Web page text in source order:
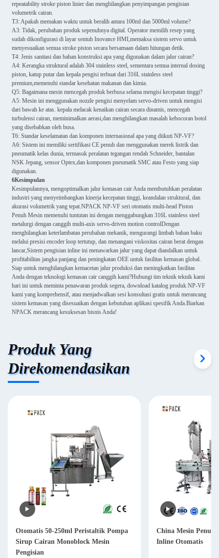
repeatability stroke piston linier dan menghilangkan penyimpangan pengisian
volumetrik cairan.
T3: Apakah memakan waktu untuk beralih antara 100ml dan 5000ml volume?
A3: Tidak, perubahan produk sepenuhnya digital. Operator memilih resep yang
sudah dikonfigurasi di layar sentuh Inovance HMI,memaksa sistem servo untuk
menyesuaikan semua stroke piston secara bersamaan dalam hitungan detik.
T4: Jenis sanitasi dan bahan konstruksi apa yang digunakan dalam jalur cairan?
A4: Kerangka struktural adalah 304 stainless steel, sementara semua internal dosing
piston, katup putar dan kepala pengisi terbuat dari 316L stainless steel
premium,memenuhi standar kesehatan makanan dan kimia.
Q5: Bagaimana mesin mencegah produk berbusa selama mengisi kecepatan tinggi?
A5: Mesin ini menggunakan nozzle pengisi menyelam servo-driven untuk mengisi
dari bawah ke atas. kepala melacak kenaikan cairan secara dinamis, mencegah
turbulensi cairan, meminimalkan aerasi,dan menghilangkan masalah kebocoran botol
yang disebabkan oleh busa.
T6: Standar keselamatan dan komponen internasional apa yang diikuti NP-VF?
A6: Sistem ini memiliki sertifikasi CE penuh dan menggunakan merek listrik dan
pneumatik kelas dunia, termasuk peralatan tegangan rendah Schneider, bantalan
NSK Jepang, sensor Optex,dan komponen pneumatik SMC atau Festo yang siap
digunakan.
6Kesimpulan
Kesimpulannya, mengoptimalkan jalur kemasan cair Anda membutuhkan peralatan
industri yang menyeimbangkan kinerja kecepatan tinggi, keandalan struktural, dan
akurasi volumetrik yang tepat.NPACK NP-VF seri otomatis multi-head Piston
Penuh Mesin memenuhi tuntutan ini dengan menggabungkan 316L stainless steel
metalurgi dengan canggih multi-axis servo-driven motion controlDengan
menghilangkan keterlambatan perubahan mekanik, mengurangi limbah bahan baku
melalui presisi encoder loop tertutup, dan menangani viskositas cairan berat dengan
lancar,Sistem pengisian inline ini menawarkan jalur yang dapat diandalkan untuk
profitabilitas jangka panjang dan peningkatan OEE untuk fasilitas kemasan global.
Siap untuk menghilangkan kemacetan jalur produksi dan meningkatkan fasilitas
Anda dengan teknologi kemasan cair canggih kami?Hubungi tim teknik teknik kami
hari ini untuk meminta penawaran produk segera, download katalog produk NP-VF
kami yang komprehensif, atau menjadwalkan sesi konsultasi gratis untuk merancang
sistem kemasan yang disesuaikan dengan kebutuhan aplikasi spesifik Anda.Biarkan
NPACK merancang kesuksesan bisnis Anda!
Produk Yang
Direkomendasikan
Otomatis 50-250ml Peristaltik Pompa
Sirup Cairan Monoblock Mesin
Pengisian
China Mesin
Inline Otomatis